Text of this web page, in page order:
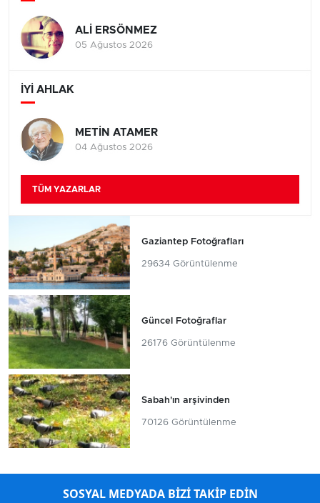
ALİ ERSÖNMEZ
05 Ağustos 2026
İYİ AHLAK
METİN ATAMER
04 Ağustos 2026
TÜM YAZARLAR
Gaziantep Fotoğrafları
29634 Görüntülenme
Güncel Fotoğraflar
26176 Görüntülenme
Sabah'ın arşivinden
70126 Görüntülenme
SOSYAL MEDYADA BİZİ TAKİP EDİN